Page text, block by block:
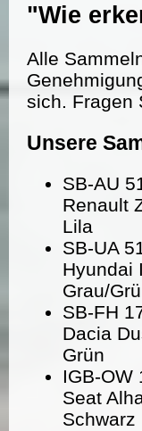
"Wie
Alle
sich. Fragen
Unsere
SB-AU
Renault
Lila
SB-UA
Hyundai
Grau/
SB-FH
Dacia
Grün
IGB-OW
Seat
Schwarz